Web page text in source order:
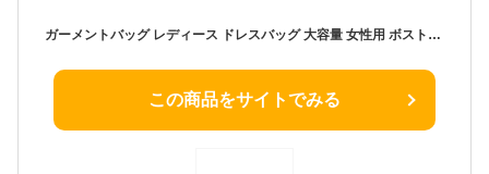
ガーメントバッグ レディース ドレスバッグ 大容量 女性用 ボストンバッグ スーツ入れ おしゃれ ハンガーケース スーツカバー 旅行グッズ 機内持ち込み 旅行かばん ドレス収納バッグ スーツ収納バッグ 便利グッズ 防災 帰省
この商品をサイトでみる